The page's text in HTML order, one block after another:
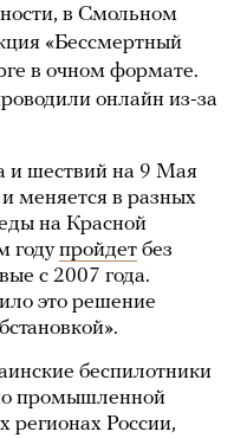
в Смольном
«Бессмертный
в очном формате.
онлайн из-за
и шествий на 9 Мая
меняется в разных
на Красной
годупройдет без
с 2007 года.
это решение
беспилотники
промышленной
регионах России,